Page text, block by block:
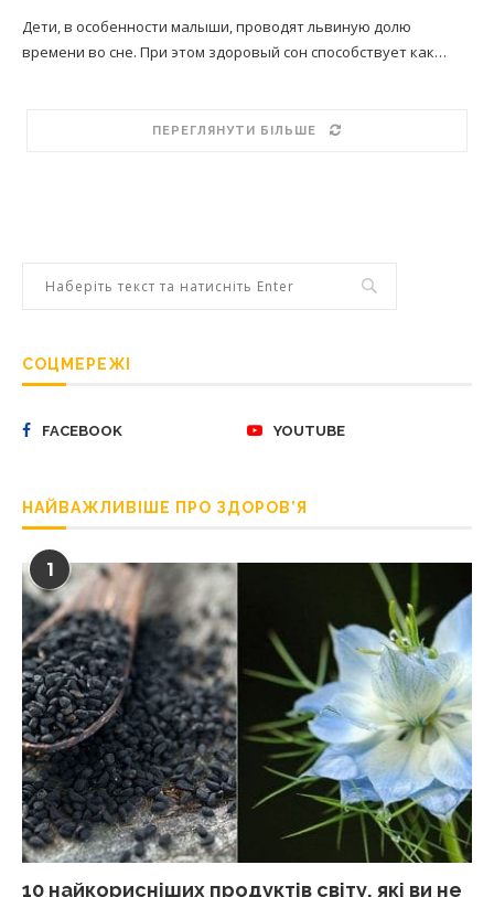
Дети, в особенности малыши, проводят львиную долю
времени во сне. При этом здоровый сон способствует как…
ПЕРЕГЛЯНУТИ БІЛЬШЕ
СОЦМЕРЕЖІ
FACEBOOK YOUTUBE
НАЙВАЖЛИВІШЕ ПРО ЗДОРОВ’Я
1
10 найкорисніших продуктів світу, які ви не